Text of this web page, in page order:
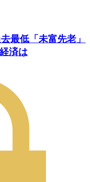
最低「未富先老」
済は